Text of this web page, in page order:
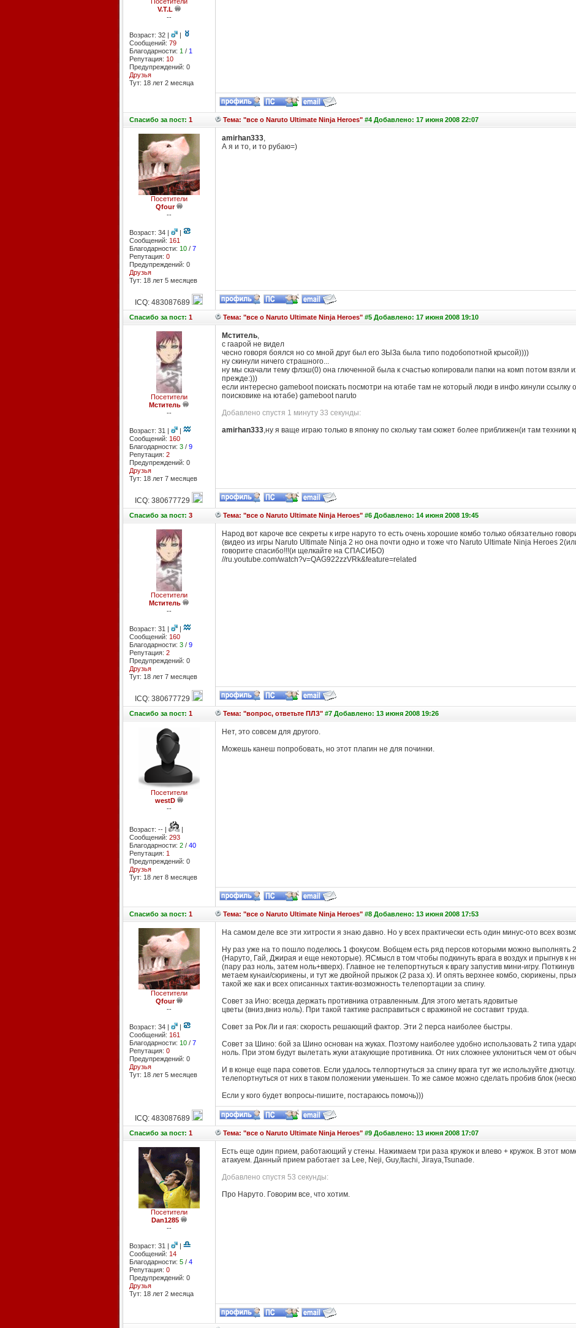
V.T.L
--
Возраст: 32 |
|
Сообщений: 79
Благодарности: 1 / 1
Репутация: 10
Предупреждений: 0
Друзья
Тут: 18 лет 2 месяцa
Спасибоза пост: 1 Тема: "все о Naruto Ultimate Ninja Heroes"#4 Добавлено: 17 июня 2008 22:07
Посетители
Qfour
--
Возраст: 34 |
|
Сообщений: 161
Благодарности: 10/ 7
Репутация: 0
Предупреждений: 0
Друзья
Тут: 18 лет 5 месяцев
amirhan333,
А я и то, и то рубаю=)
ICQ: 483087689
Спасибоза пост: 1 Тема: "все о Naruto Ultimate Ninja Heroes"#5 Добавлено: 17 июня 2008 19:10
Посетители
Мститель
--
Возраст: 31 |
|
Сообщений: 160
Благодарности: 3/ 9
Репутация: 2
Предупреждений: 0
Друзья
Тут: 18 лет 7 месяцев
Мститель,
с гаарой не видел
чесно говоря боялся но со мной друг был его ЗЫЗа была типо подобопотной крысой))))
ну скинули ничего страшного...
ну мы скачали тему флэш(0) она глюченной была к счастью копировали папки на комп потом взяли
прежде:)))
если интересно gameboot поискать посмотри на ютабе там не который люди в инфо.кинули ссылку
поисковике на ютабе) gameboot naruto
Добавлено спустя 1 минуту 33 секунды:
amirhan333,ну я ваще играю только в японку по скольку там сюжет более приближен(и там техники
ICQ: 380677729
Спасибоза пост: 3 Тема: "все о Naruto Ultimate Ninja Heroes"#6 Добавлено: 14 июня 2008 19:45
Посетители
Мститель
--
Возраст: 31 |
|
Сообщений: 160
Благодарности: 3/ 9
Репутация: 2
Предупреждений: 0
Друзья
Тут: 18 лет 7 месяцев
Народ вот кароче все секреты к игре наруто то есть очень хорошие комбо только обязательно
(видео из игры Naruto Ultimate Ninja 2 но она почти одно и тоже что Naruto Ultimate Ninja Heroes
говорите спасибо!!!(и щелкайте на СПАСИБО)
//ru.youtube.com/watch?v=QAG922zzVRk&feature=related
ICQ: 380677729
Спасибоза пост: 1 Тема: "вопрос, ответьте ПЛЗ"#7 Добавлено: 13 июня 2008 19:26
Посетители
westD
--
Возраст: -- |
|
Сообщений: 293
Благодарности: 2/ 40
Репутация: 1
Предупреждений: 0
Друзья
Тут: 18 лет 8 месяцев
Нет, это совсем для другого.
Можешь канеш попробовать, но этот плагин не для починки.
Спасибоза пост: 1 Тема: "все о Naruto Ultimate Ninja Heroes"#8 Добавлено: 13 июня 2008 17:53
Посетители
Qfour
--
Возраст: 34 |
|
Сообщений: 161
Благодарности: 10/ 7
Репутация: 0
Предупреждений: 0
Друзья
Тут: 18 лет 5 месяцев
На самом деле все эти хитрости я знаю давно. Но у всех практически есть один минус-ото всех
Ну раз уже на то пошло поделюсь 1 фокусом. Вобщем есть ряд персов которыми можно выполнять
(Наруто, Гай, Джирая и еще некоторые). ЯСмысл в том чтобы подкинуть врага в воздух и прыгнув к
(пару раз ноль, затем ноль+вверх). Главное не телепортнуться к врагу запустив мини-игру.
метаем кунаи/сюрикены, и тут же двойной прыжок (2 раза х). И опять верхнее комбо, сюрикены,
такой же как и всех описанных тактик-возможность телепортации за спину.
Совет за Ино: всегда держать противника отравленным. Для этого метать ядовитые
цветы (вниз,вниз ноль). При такой тактике расправиться с вражиной не составит труда.
Совет за Рок Ли и гая: скорость решающий фактор. Эти 2 перса наиболее быстры.
Совет за Шино: бой за Шино основан на жуках. Поэтому наиболее удобно использовать 2 типа
ноль. При этом будут вылетать жуки атакующие противника. От них сложнее уклониться чем от
И в конце еще пара советов. Если удалось телпортнуться за спину врага тут же используйте
телепортнуться от них в таком положении уменьшен. То же самое можно сделать пробив блок
Если у кого будет вопросы-пишите, постараюсь помочь)))
ICQ: 483087689
Спасибоза пост: 1 Тема: "все о Naruto Ultimate Ninja Heroes"#9 Добавлено: 13 июня 2008 17:07
Посетители
Dan1285
--
Возраст: 31 |
|
Сообщений: 14
Благодарности: 5/ 4
Репутация: 0
Предупреждений: 0
Друзья
Тут: 18 лет 2 месяцa
Есть еще один прием, работающий у стены. Нажимаем три раза кружок и влево + кружок. В этот
атакуем. Данный прием работает за Lee, Neji, Guy,Itachi, Jiraya,Tsunade.
Добавлено спустя 53 секунды:
Про Наруто. Говорим все, что хотим.